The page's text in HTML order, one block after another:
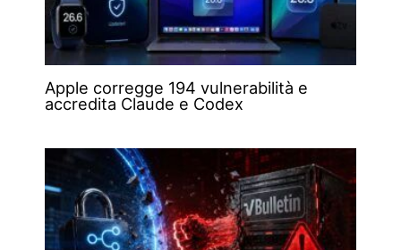
Apple corregge 194 vulnerabilità e
accredita Claude e Codex